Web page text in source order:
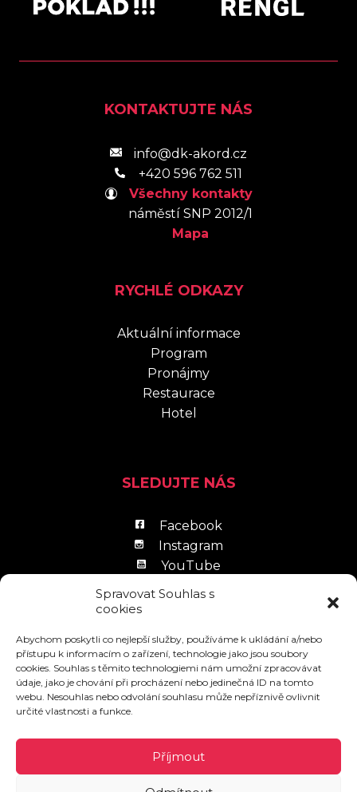
Spravovat Souhlas s
cookies
Abychom poskytli co nejlepší služby, používáme k ukládání a/nebo
přístupu k informacím o zařízení, technologie jako jsou soubory
cookies. Souhlas s těmito technologiemi nám umožní zpracovávat
údaje, jako je chování při procházení nebo jedinečná ID na tomto
webu. Nesouhlas nebo odvolání souhlasu může nepříznivě ovlivnit
určité vlastnosti a funkce.
Příjmout
KONTAKTUJTE NÁS
info@dk-akord.cz
+420 596 762 511
Všechny kontakty
náměstí SNP 2012/1
Mapa
RYCHLÉ ODKAZY
Aktuální informace
Program
Pronájmy
Restaurace
Hotel
SLEDUJTE NÁS
Facebook
Instagram
YouTube
LinkedIn
Zpracování osobních údajů